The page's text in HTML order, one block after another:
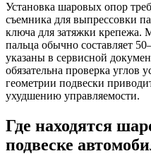
Установка шаровых опор
съемника для выпрессовки
ключа для затяжки крепежа.
пальца обычно составляет
указаны в сервисной
обязательна проверка углов
геометрии подвески
ухудшению управляемости.
Где находятся
подвеске